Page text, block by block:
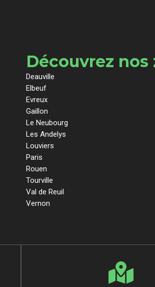
Découvrez
Deauville
Elbeuf
Evreux
Gaillon
Le Neubourg
Les Andelys
Louviers
Paris
Rouen
Tourville
Val de Reuil
Vernon